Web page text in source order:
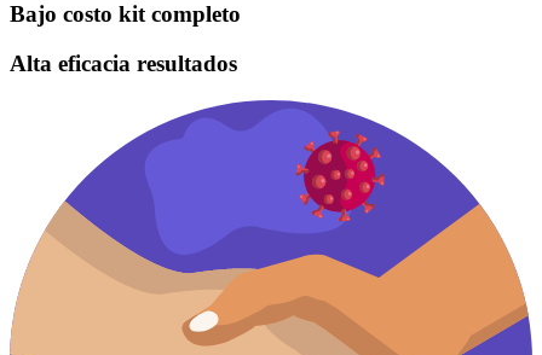
Bajo costo kit completo
Alta eficacia resultados